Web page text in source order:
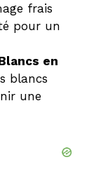
frais
pour un
en
blancs
une